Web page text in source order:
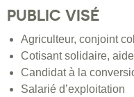
PUBLIC VISÉ
Agriculteur, conjoint
Cotisant solidaire,
Candidat à la
Salarié d’exploitation